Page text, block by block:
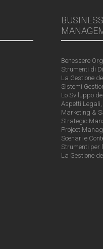
BUSINESS
Benessere
Strumenti di
La Gestione
Sistemi
Lo Sviluppo
Aspetti
Marketing &
Strategic
Project
Scenari e
Strumenti per
La Gestione